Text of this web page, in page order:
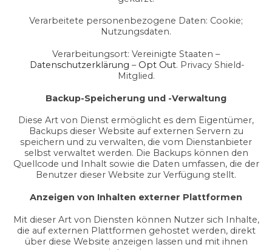
Verarbeitete personenbezogene Daten: Cookie;
Nutzungsdaten.
Verarbeitungsort: Vereinigte Staaten –
Datenschutzerklärung – Opt Out. Privacy Shield-
Mitglied.
Backup-Speicherung und -Verwaltung
Diese Art von Dienst ermöglicht es dem Eigentümer,
Backups dieser Website auf externen Servern zu
speichern und zu verwalten, die vom Dienstanbieter
selbst verwaltet werden. Die Backups können den
Quellcode und Inhalt sowie die Daten umfassen, die der
Benutzer dieser Website zur Verfügung stellt.
Anzeigen von Inhalten externer Plattformen
Mit dieser Art von Diensten können Nutzer sich Inhalte,
die auf externen Plattformen gehostet werden, direkt
über diese Website anzeigen lassen und mit ihnen